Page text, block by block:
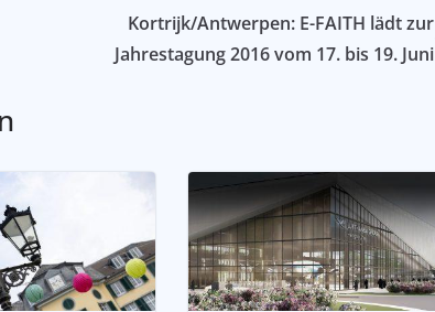
Kortrijk/Antwerpen: E-FAITH lädt zur
Jahrestagung 2016 vom 17. bis 19. Juni